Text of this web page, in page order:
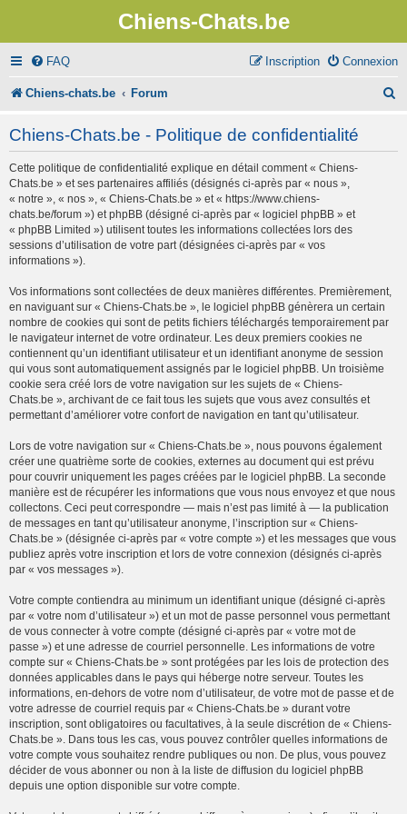
Chiens-Chats.be
FAQ Connexion
Inscription
Chiens-chats.be Forum
Chiens-Chats.be - Politique de confidentialité
Cette politique de confidentialité explique en détail comment « Chiens-
Chats.be » et ses partenaires affiliés (désignés ci-après par « nous »,
« notre », « nos », « Chiens-Chats.be » et « https://www.chiens-
chats.be/forum ») et phpBB (désigné ci-après par « logiciel phpBB » et
« phpBB Limited ») utilisent toutes les informations collectées lors des
sessions d’utilisation de votre part (désignées ci-après par « vos
informations »).
Vos informations sont collectées de deux manières différentes. Premièrement,
en naviguant sur « Chiens-Chats.be », le logiciel phpBB génèrera un certain
nombre de cookies qui sont de petits fichiers téléchargés temporairement par
le navigateur internet de votre ordinateur. Les deux premiers cookies ne
contiennent qu’un identifiant utilisateur et un identifiant anonyme de session
qui vous sont automatiquement assignés par le logiciel phpBB. Un troisième
cookie sera créé lors de votre navigation sur les sujets de « Chiens-
Chats.be », archivant de ce fait tous les sujets que vous avez consultés et
permettant d’améliorer votre confort de navigation en tant qu’utilisateur.
Lors de votre navigation sur « Chiens-Chats.be », nous pouvons également
créer une quatrième sorte de cookies, externes au document qui est prévu
pour couvrir uniquement les pages créées par le logiciel phpBB. La seconde
manière est de récupérer les informations que vous nous envoyez et que nous
collectons. Ceci peut correspondre — mais n’est pas limité à — la publication
de messages en tant qu’utilisateur anonyme, l’inscription sur « Chiens-
Chats.be » (désignée ci-après par « votre compte ») et les messages que vous
publiez après votre inscription et lors de votre connexion (désignés ci-après
par « vos messages »).
Votre compte contiendra au minimum un identifiant unique (désigné ci-après
par « votre nom d’utilisateur ») et un mot de passe personnel vous permettant
de vous connecter à votre compte (désigné ci-après par « votre mot de
passe ») et une adresse de courriel personnelle. Les informations de votre
compte sur « Chiens-Chats.be » sont protégées par les lois de protection des
données applicables dans le pays qui héberge notre serveur. Toutes les
informations, en-dehors de votre nom d’utilisateur, de votre mot de passe et de
votre adresse de courriel requis par « Chiens-Chats.be » durant votre
inscription, sont obligatoires ou facultatives, à la seule discrétion de « Chiens-
Chats.be ». Dans tous les cas, vous pouvez contrôler quelles informations de
votre compte vous souhaitez rendre publiques ou non. De plus, vous pouvez
décider de vous abonner ou non à la liste de diffusion du logiciel phpBB
depuis une option disponible sur votre compte.